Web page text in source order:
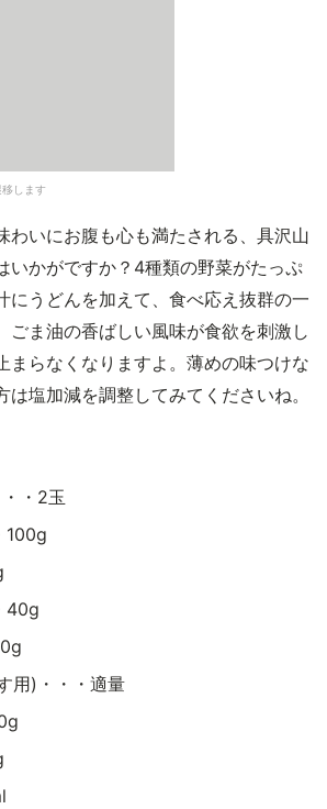
します
わいにお腹も心も満たされる、具沢山
いかがですか？4種類の野菜がたっぷ
にうどんを加えて、食べ応え抜群の一
ごま油の香ばしい風味が食欲を刺激し
まらなくなりますよ。薄めの味つけな
は塩加減を調整してみてくださいね。
・2玉
100g
40g
用)・・・適量